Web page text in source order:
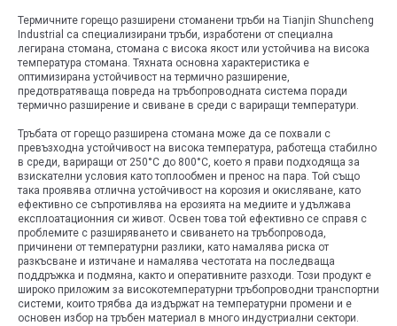
Термичните горещо разширени стоманени тръби на Tianjin Shuncheng
Industrial са специализирани тръби, изработени от специална
легирана стомана, стомана с висока якост или устойчива на висока
температура стомана. Тяхната основна характеристика е
оптимизирана устойчивост на термично разширение,
предотвратяваща повреда на тръбопроводната система поради
термично разширение и свиване в среди с вариращи температури.
Тръбата от горещо разширена стомана може да се похвали с
превъзходна устойчивост на висока температура, работеща стабилно
в среди, вариращи от 250°C до 800°C, което я прави подходяща за
взискателни условия като топлообмен и пренос на пара. Той също
така проявява отлична устойчивост на корозия и окисляване, като
ефективно се съпротивлява на ерозията на медиите и удължава
експлоатационния си живот. Освен това той ефективно се справя с
проблемите с разширяването и свиването на тръбопровода,
причинени от температурни разлики, като намалява риска от
разкъсване и изтичане и намалява честотата на последваща
поддръжка и подмяна, както и оперативните разходи. Този продукт е
широко приложим за високотемпературни тръбопроводни транспортни
системи, които трябва да издържат на температурни промени и е
основен избор на тръбен материал в много индустриални сектори.